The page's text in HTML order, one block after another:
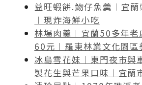
益旺蝦餅.魩仔魚羹︱宜
︱現炸海鮮小吃
林場肉羹︱宜蘭50多年老
60元︱羅東林業文化園區
冰島雪花妹︱東門夜市與
製花生與芒果口味︱宜蘭